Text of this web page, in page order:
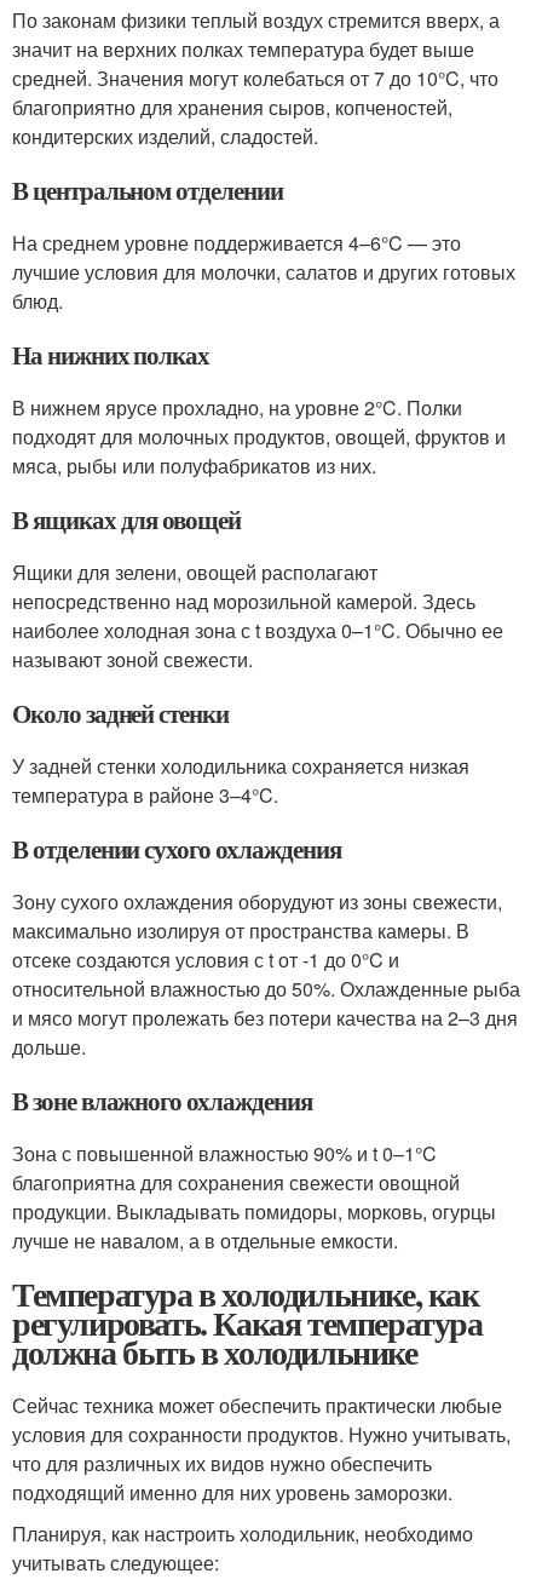
По законам физики теплый воздух стремится вверх, а
значит на верхних полках температура будет выше
средней. Значения могут колебаться от 7 до 10°C, что
благоприятно для хранения сыров, копченостей,
кондитерских изделий, сладостей.
В центральном отделении
На среднем уровне поддерживается 4–6°C — это
лучшие условия для молочки, салатов и других готовых
блюд.
На нижних полках
В нижнем ярусе прохладно, на уровне 2°C. Полки
подходят для молочных продуктов, овощей, фруктов и
мяса, рыбы или полуфабрикатов из них.
В ящиках для овощей
Ящики для зелени, овощей располагают
непосредственно над морозильной камерой. Здесь
наиболее холодная зона с t воздуха 0–1°C. Обычно ее
называют зоной свежести.
Около задней стенки
У задней стенки холодильника сохраняется низкая
температура в районе 3–4°C.
В отделении сухого охлаждения
Зону сухого охлаждения оборудуют из зоны свежести,
максимально изолируя от пространства камеры. В
отсеке создаются условия с t от -1 до 0°C и
относительной влажностью до 50%. Охлажденные рыба
и мясо могут пролежать без потери качества на 2–3 дня
дольше.
В зоне влажного охлаждения
Зона с повышенной влажностью 90% и t 0–1°C
благоприятна для сохранения свежести овощной
продукции. Выкладывать помидоры, морковь, огурцы
лучше не навалом, а в отдельные емкости.
Температура в холодильнике, как
регулировать. Какая температура
должна быть в холодильнике
Сейчас техника может обеспечить практически любые
условия для сохранности продуктов. Нужно учитывать,
что для различных их видов нужно обеспечить
подходящий именно для них уровень заморозки.
Планируя, как настроить холодильник, необходимо
учитывать следующее: